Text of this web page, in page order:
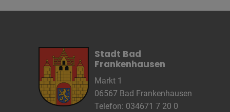
Stadt Bad
Frankenhausen
Markt 1
06567 Bad Frankenhausen
Telefon: 034671 7 20 0